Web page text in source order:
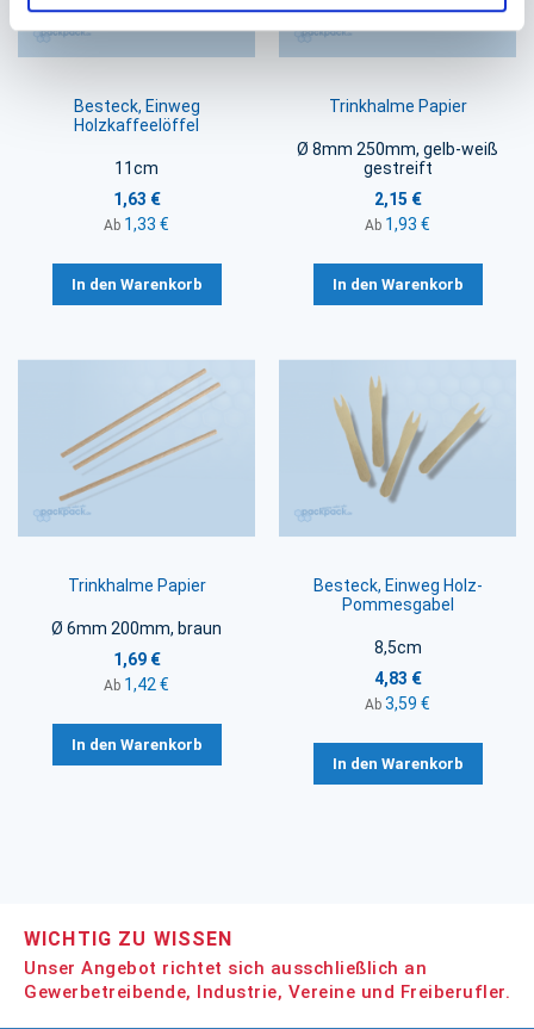
Besteck, Einweg
Holzkaffeelöffel
11cm
1,63 €
Ab 1,33 €
In den Warenkorb
Trinkhalme Papier
Ø 8mm 250mm, gelb-weiß
gestreift
2,15 €
Ab 1,93 €
In den Warenkorb
Trinkhalme Papier
Ø 6mm 200mm, braun
1,69 €
Ab 1,42 €
In den Warenkorb
Besteck, Einweg Holz-
Pommesgabel
8,5cm
4,83 €
Ab 3,59 €
In den Warenkorb
WICHTIG ZU WISSEN
Unser Angebot richtet sich ausschließlich an
Gewerbetreibende, Industrie, Vereine und Freiberufler.